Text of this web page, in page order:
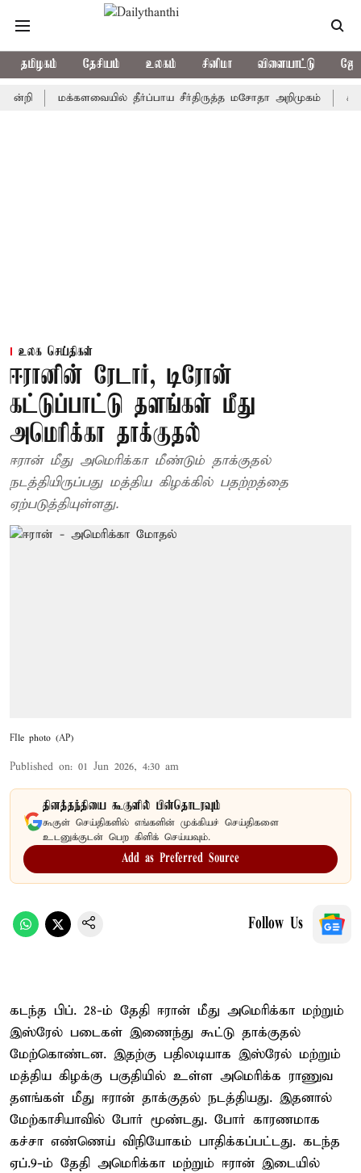
தமிழகம் தேசியம் உலகம் சினிமா விளையாட்டு
மக்களவையில் தீர்ப்பாய சீர்திருத்த மசோதா அறிமுகம் காவிரி
உலக செய்திகள்
ஈரானின் ரேடார், டிரோன்
கட்டுப்பாட்டு தளங்கள் மீது
அமெரிக்கா தாக்குதல்
ஈரான் மீது அமெரிக்கா மீண்டும் தாக்குதல்
நடத்தியிருப்பது மத்திய கிழக்கில் பதற்றத்தை
ஏற்படுத்தியுள்ளது.
FIle photo (AP)
Published on: 01 Jun 2026, 4:30 am
தினத்தந்தியை கூகுளில் பின்தொடரவும்
கூகுள் செய்திகளில் எங்களின் முக்கியச் செய்திகளை
உடனுக்குடன் பெற கிளிக் செய்யவும்.
Add as Preferred Source
Follow Us
கடந்த பிப். 28-ம் தேதி ஈரான் மீது அமெரிக்கா மற்றும்
இஸ்ரேல் படைகள் இணைந்து கூட்டு தாக்குதல்
மேற்கொண்டன. இதற்கு பதிலடியாக இஸ்ரேல் மற்றும்
மத்திய கிழக்கு பகுதியில் உள்ள அமெரிக்க ராணுவ
தளங்கள் மீது ஈரான் தாக்குதல் நடத்தியது. இதனால்
மேற்காசியாவில் போர் மூண்டது. போர் காரணமாக
கச்சா எண்ணெய் விநியோகம் பாதிக்கப்பட்டது. கடந்த
ஏப்.9-ம் தேதி அமெரிக்கா மற்றும் ஈரான் இடையில்